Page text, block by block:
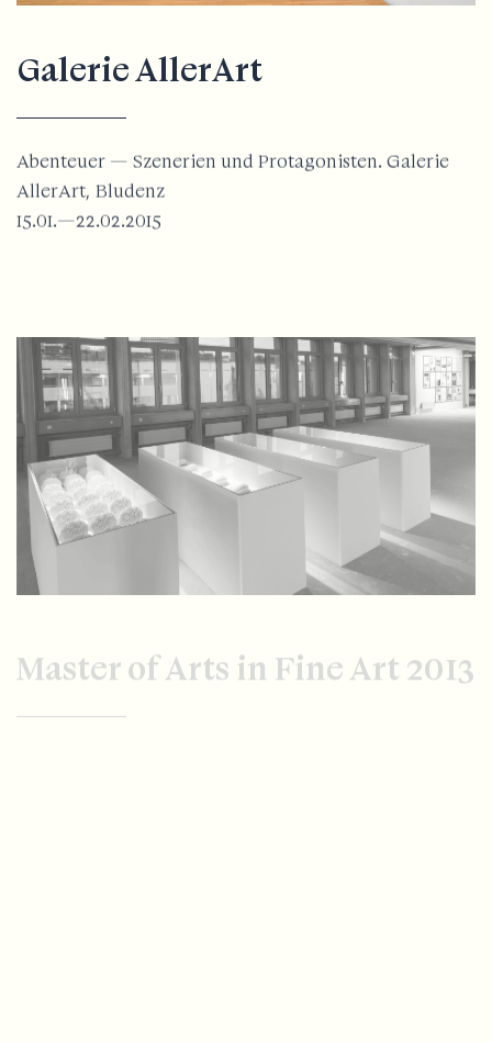
Galerie AllerArt
Abenteuer — Szenerien und Protagonisten. Galerie
AllerArt, Bludenz
15.01.—22.02.2015
Master of Arts in Fine Art 2013